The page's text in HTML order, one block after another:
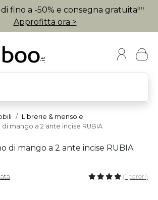
fino a -50% e consegna gratuita! (1)
Approfitta ora >
Librerie & mensole
mango a 2 ante incise RUBIA
di mango a 2 ante incise RUBIA
(1 pareri)